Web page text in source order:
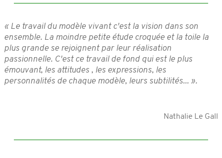
« Le travail du modèle vivant c'est la vision dans son
ensemble. La moindre petite étude croquée et la toile la
plus grande se rejoignent par leur réalisation
passionnelle. C'est ce travail de fond qui est le plus
émouvant, les attitudes , les expressions, les
personnalités de chaque modèle, leurs subtilités... ».
Nathalie Le Gall